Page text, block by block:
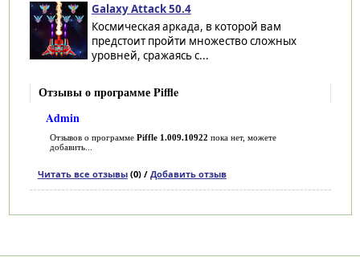
Galaxy Attack 50.4
Космическая аркада, в которой вам
предстоит пройти множество сложных
уровней, сражаясь с...
Отзывы о программе Piffle
Admin
Отзывов о программе Piffle 1.009.10922 пока нет, можете
добавить...
Читать все отзывы(0) / Добавить отзыв